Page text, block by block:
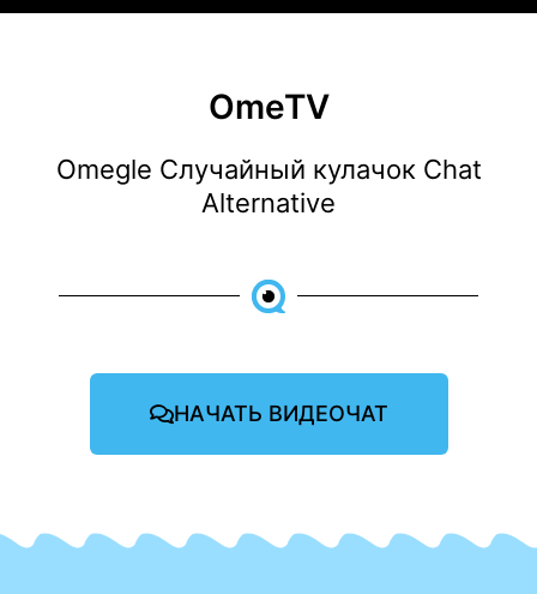
OmeTV
Omegle Случайный кулачок Chat
Alternative
НАЧАТЬ ВИДЕОЧАТ